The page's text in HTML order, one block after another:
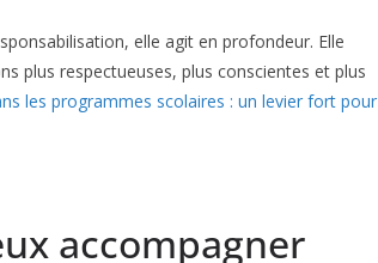
elle agit en profondeur. Elle
plus respectueuses, plus conscientes et plus
les programmes scolaires : un levier fort pour
accompagner